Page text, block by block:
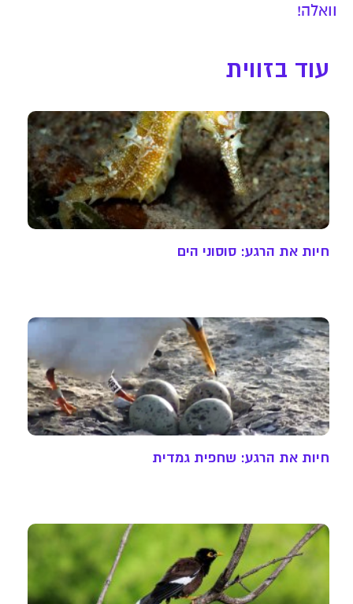
וואלה!
עוד בזווית
חיות את הרגע: סוסוני הים
חיות את הרגע: שחפית גמדית